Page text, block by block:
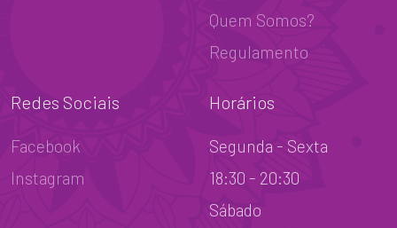
Quem Somos?
Regulamento
Redes Sociais
Facebook
Instagram
Horários
Segunda - Sexta
18:30 - 20:30
Sábado